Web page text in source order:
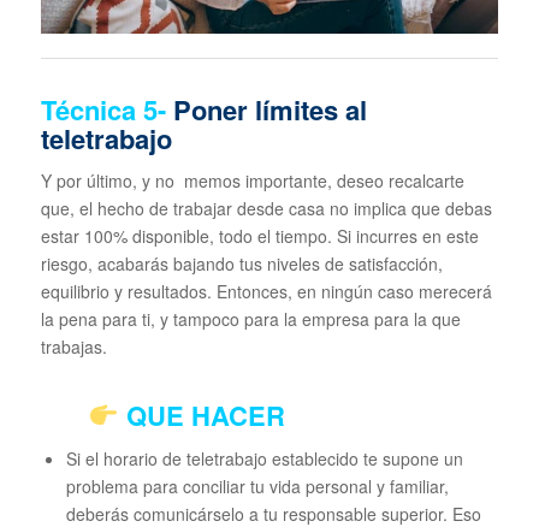
Técnica5-Poner límites al
teletrabajo
Y por último, y no memos importante, deseo recalcarte
que, el hecho de trabajar desde casa no implica que debas
estar 100% disponible, todo el tiempo. Si incurres en este
riesgo, acabarás bajando tus niveles de satisfacción,
equilibrio y resultados. Entonces, en ningún caso merecerá
la pena para ti, y tampoco para la empresa para la que
trabajas.
QUE HACER
Si el horario de teletrabajo establecido te supone un
problema para conciliar tu vida personal y familiar,
deberás comunicárselo a tu responsable superior. Eso